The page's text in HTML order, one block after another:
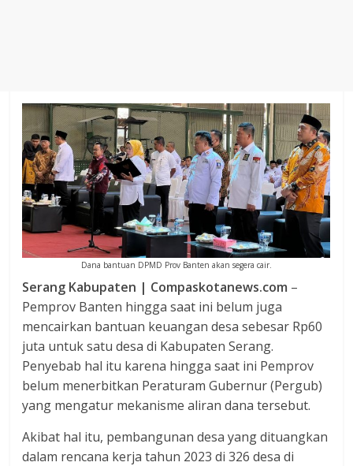
menereapkan
standar
jurnalisme
dalam
setiap
liputan
peristiwa
tulis
secara
cerdas,
tajam
dan
berimbang.
Dana bantuan DPMD Prov Banten akan segera cair.
Serang Kabupaten | Compaskotanews.com –
Pemprov Banten hingga saat ini belum juga
mencairkan bantuan keuangan desa sebesar Rp60
juta untuk satu desa di Kabupaten Serang.
Penyebab hal itu karena hingga saat ini Pemprov
belum menerbitkan Peraturam Gubernur (Pergub)
yang mengatur mekanisme aliran dana tersebut.
Akibat hal itu, pembangunan desa yang dituangkan
dalam rencana kerja tahun 2023 di 326 desa di